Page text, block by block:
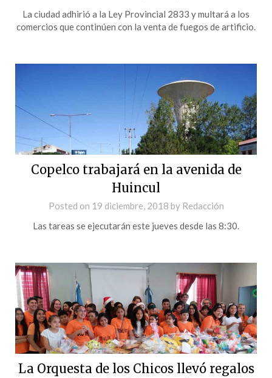
La ciudad adhirió a la Ley Provincial 2833 y multará a los
comercios que continúen con la venta de fuegos de artificio.
Copelco trabajará en la avenida de
Huincul
Posted on 19 diciembre, 2018 by Redacción
Las tareas se ejecutarán este jueves desde las 8:30.
La Orquesta de los Chicos llevó regalos